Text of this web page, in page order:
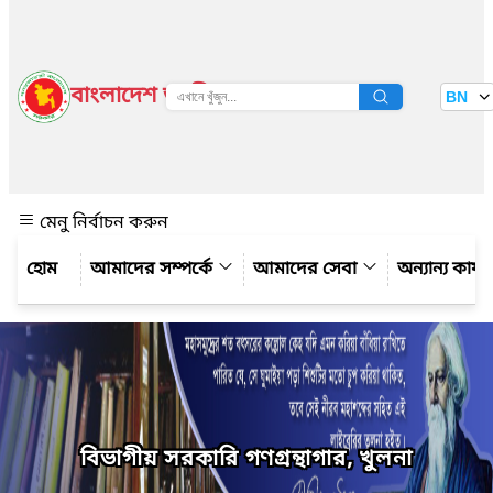
বাংলাদেশ জাতীয় তথ্য বাতায়ন BN
মেনু নির্বাচন করুন
আমাদের সম্পর্কে
আমাদের সেবা অন্যান্য
বিভাগীয় সরকারি গণগ্রন্থাগার, খুলনা